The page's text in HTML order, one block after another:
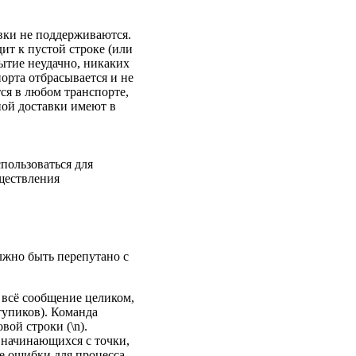
не поддерживаются.
к пустой строке (или
неудачно, никаких
отбрасывается и не
в любом транспорте,
доставки имеют в
для
быть перепутано с
сообщение целиком,
Команда
строки (\n).
с точки,